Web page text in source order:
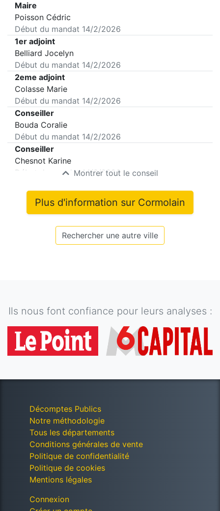
Maire
Poisson Cédric
Début du mandat 14/2/2026
1er adjoint
Belliard Jocelyn
Début du mandat 14/2/2026
2eme adjoint
Colasse Marie
Début du mandat 14/2/2026
Conseiller
Bouda Coralie
Début du mandat 14/2/2026
Conseiller
Chesnot Karine
Début du mandat14/2/2026
Montrer tout le conseil
Plus d'information sur Cormolain
Rechercher une autre ville
Ils nous font confiance pour leurs analyses :
Décomptes Publics
Notre méthodologie
Tous les départements
Conditions générales de vente
Politique de confidentialité
Politique de cookies
Mentions légales
Connexion